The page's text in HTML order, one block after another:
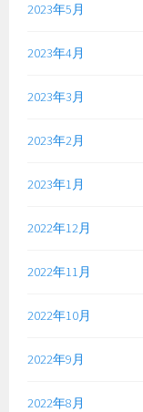
2023年5月
2023年4月
2023年3月
2023年2月
2023年1月
2022年12月
2022年11月
2022年10月
2022年9月
2022年8月